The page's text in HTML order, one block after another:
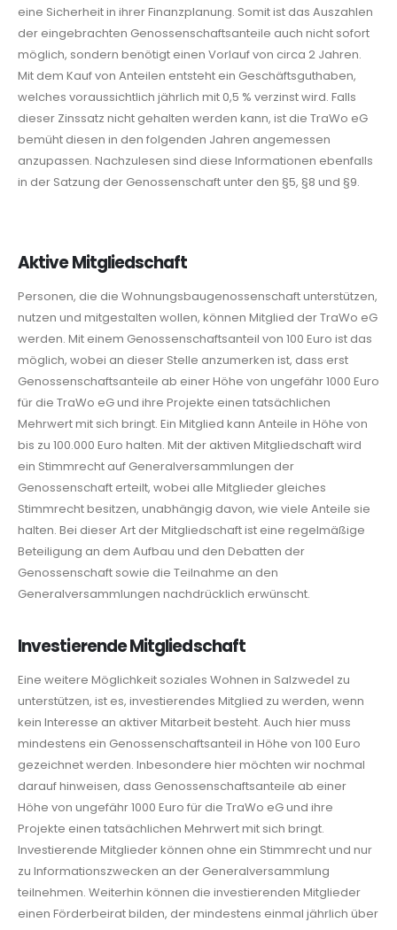
eine Sicherheit in ihrer Finanzplanung. Somit ist das Auszahlen
der eingebrachten Genossenschaftsanteile auch nicht sofort
möglich, sondern benötigt einen Vorlauf von circa 2 Jahren.
Mit dem Kauf von Anteilen entsteht ein Geschäftsguthaben,
welches voraussichtlich jährlich mit 0,5 % verzinst wird. Falls
dieser Zinssatz nicht gehalten werden kann, ist die TraWo eG
bemüht diesen in den folgenden Jahren angemessen
anzupassen. Nachzulesen sind diese Informationen ebenfalls
in der Satzung der Genossenschaft unter den §5, §8 und §9.
Aktive Mitgliedschaft
Personen, die die Wohnungsbaugenossenschaft unterstützen,
nutzen und mitgestalten wollen, können Mitglied der TraWo eG
werden. Mit einem Genossenschaftsanteil von 100 Euro ist das
möglich, wobei an dieser Stelle anzumerken ist, dass erst
Genossenschaftsanteile ab einer Höhe von ungefähr 1000 Euro
für die TraWo eG und ihre Projekte einen tatsächlichen
Mehrwert mit sich bringt. Ein Mitglied kann Anteile in Höhe von
bis zu 100.000 Euro halten. Mit der aktiven Mitgliedschaft wird
ein Stimmrecht auf Generalversammlungen der
Genossenschaft erteilt, wobei alle Mitglieder gleiches
Stimmrecht besitzen, unabhängig davon, wie viele Anteile sie
halten. Bei dieser Art der Mitgliedschaft ist eine regelmäßige
Beteiligung an dem Aufbau und den Debatten der
Genossenschaft sowie die Teilnahme an den
Generalversammlungen nachdrücklich erwünscht.
Investierende Mitgliedschaft
Eine weitere Möglichkeit soziales Wohnen in Salzwedel zu
unterstützen, ist es, investierendes Mitglied zu werden, wenn
kein Interesse an aktiver Mitarbeit besteht. Auch hier muss
mindestens ein Genossenschaftsanteil in Höhe von 100 Euro
gezeichnet werden. Inbesondere hier möchten wir nochmal
darauf hinweisen, dass Genossenschaftsanteile ab einer
Höhe von ungefähr 1000 Euro für die TraWo eG und ihre
Projekte einen tatsächlichen Mehrwert mit sich bringt.
Investierende Mitglieder können ohne ein Stimmrecht und nur
zu Informationszwecken an der Generalversammlung
teilnehmen. Weiterhin können die investierenden Mitglieder
einen Förderbeirat bilden, der mindestens einmal jährlich über